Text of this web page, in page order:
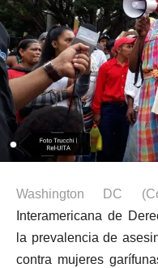
Washington DC
Interamericana de
la prevalencia de
contra mujeres